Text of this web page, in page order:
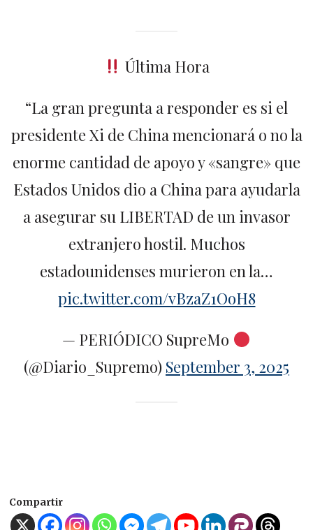
Última Hora
“La gran pregunta a responder es si el
presidente Xi de China mencionará o no la
enorme cantidad de apoyo y «sangre» que
Estados Unidos dio a China para ayudarla
a asegurar su LIBERTAD de un invasor
extranjero hostil. Muchos
estadounidenses murieron en la…
pic.twitter.com/vBzaZ1OoH8
— PERIÓDICO SupreMo
(@Diario_Supremo) September 3, 2025
Compartir